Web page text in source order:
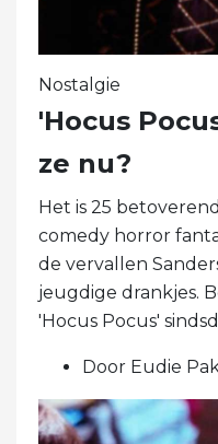
Nostalgie
'Hocus
ze nu?
Het is 25
comedy horror
de vervallen
jeugdige drankjes.
'Hocus Pocus'
Door Eudie